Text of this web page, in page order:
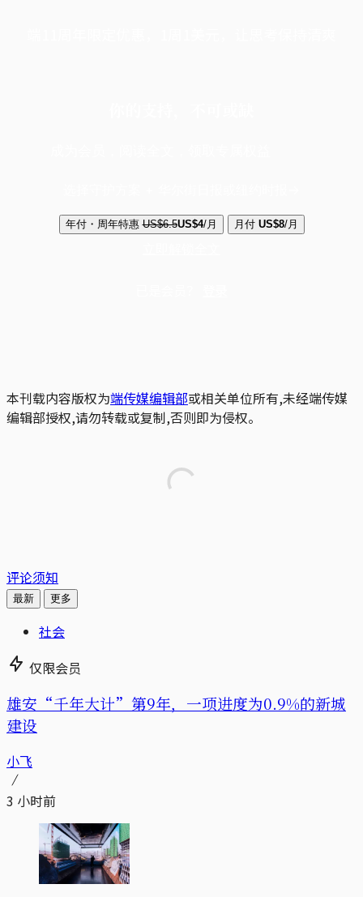
年付・周年特惠 US$6.5US$4/月 月付 US$8/月
本刊载内容版权为端传媒编辑部或相关单位所有,未经端传媒
编辑部授权,请勿转载或复制,否则即为侵权。
评论须知
最新 更多
社会
仅限会员
雄安“千年大计”第9年，一项进度为0.9%的新城
建设
小飞
3 小时前